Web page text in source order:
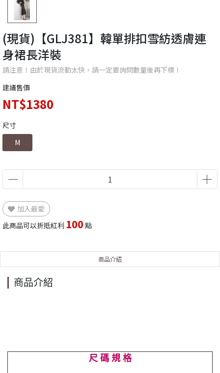
(現貨)【GLJ381】韓單排扣雪紡透膚連
身裙長洋裝
請注意！由於現貨流動太快，請一定要詢問數量後再下標！
建議售價
NT$1380
尺寸
M
加入最愛
此商品可以折抵紅利 100 點
商品介紹
商品介紹
尺 碼 規 格